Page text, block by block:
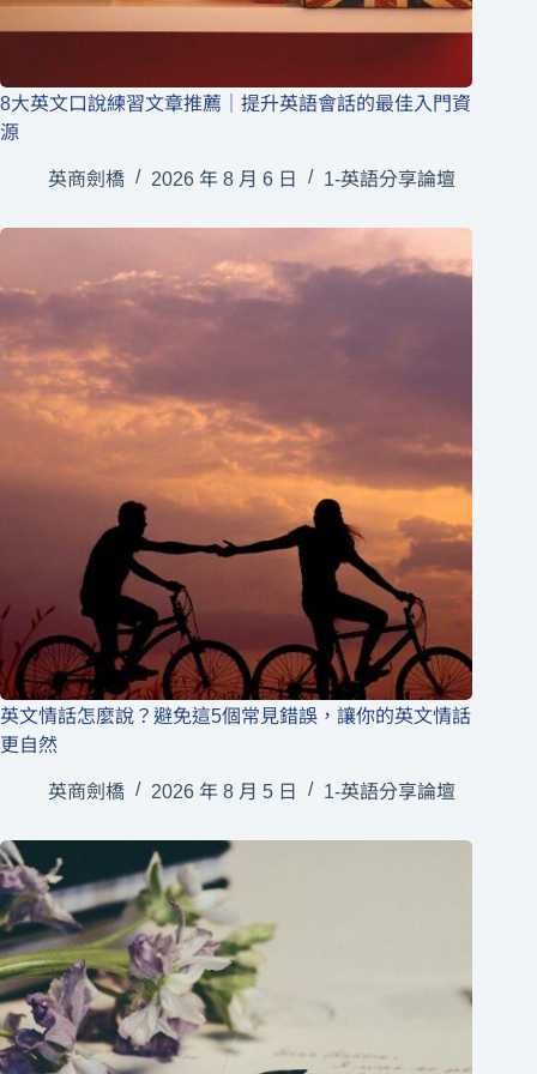
8大英文口說練習文章推薦｜提升英語會話的最佳入門資
源
英商劍橋 2026 年 8 月 6 日 1-英語分享論壇
英文情話怎麼說？避免這5個常見錯誤，讓你的英文情話
更自然
英商劍橋 2026 年 8 月 5 日 1-英語分享論壇